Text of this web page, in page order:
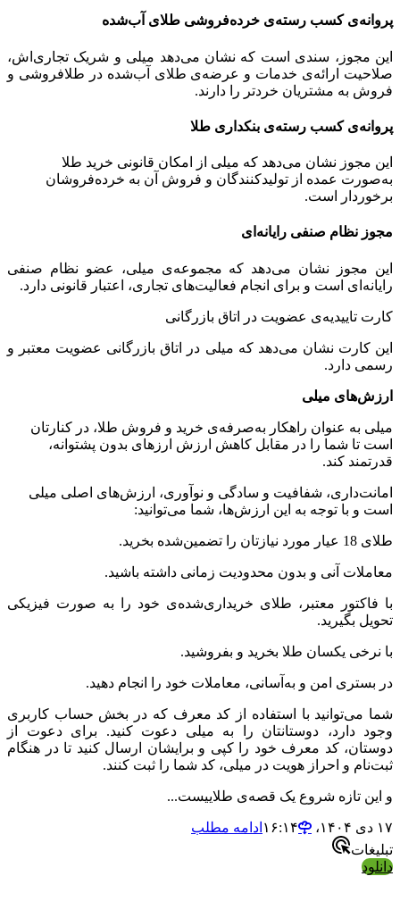
پروانه‌ی کسب رسته‌ی خرده‌فروشی طلای آب‌شده
این مجوز، سندی است که نشان می‌دهد میلی و شریک تجاری‌اش،
صلاحیت ارائه‌ی خدمات و عرضه‌ی طلای آب‌شده در طلافروشی و
فروش به مشتریان خردتر را دارند.
پروانه‌ی کسب رسته‌ی بنکداری طلا
این مجوز نشان می‌دهد که میلی از امکان قانونی خرید طلا
به‌صورت عمده از تولیدکنندگان و فروش آن به خرده‌فروشان
برخوردار است.
مجوز نظام صنفی رایانه‌ای
این مجوز نشان می‌دهد که مجموعه‌ی میلی، عضو نظام صنفی
رایانه‌ای است و برای انجام فعالیت‌های تجاری، اعتبار قانونی دارد.
کارت تاییدیه‌ی عضویت در اتاق بازرگانی
این کارت نشان می‌دهد که میلی در اتاق بازرگانی عضویت معتبر و
رسمی دارد.
ارزش‌های میلی
میلی به عنوان راهکار به‌صرفه‌ی خرید و فروش طلا، در کنارتان
است تا شما را در مقابل کاهش ارزش ارزهای بدون پشتوانه،
قدرتمند کند.
امانت‌داری، شفافیت و سادگی و نوآوری، ارزش‌های اصلی میلی
است و با توجه به این ارزش‌ها، شما می‌توانید:
طلای 18 عیار مورد نیازتان را تضمین‌شده بخرید.
معاملات آنی و بدون محدودیت زمانی داشته باشید.
با فاکتور معتبر، طلای خریداری‌شده‌ی خود را به صورت فیزیکی
تحویل بگیرید.
با نرخی یکسان طلا بخرید و بفروشید.
در بستری امن و به‌آسانی، معاملات خود را انجام دهید.
شما می‌توانید با استفاده از کد معرف که در بخش حساب کاربری
وجود دارد، دوستانتان را به میلی دعوت کنید. برای دعوت از
دوستان، کد معرف خود را کپی و برایشان ارسال کنید تا در هنگام
ثبت‌نام و احراز هویت در میلی، کد شما را ثبت کنند.
و این تازه شروع یک قصه‌ی طلاییست...
۱۷ دی ۱۴۰۴،‏ ۱۶:۱۴
ادامه مطلب
تبلیغات
دانلود